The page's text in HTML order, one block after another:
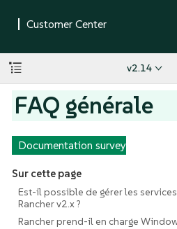
v2.14
FAQ générale
Documentation survey
Sur cette page
Est-il possible de gérer les
Rancher v2.x ?
Rancher prend-il en charge